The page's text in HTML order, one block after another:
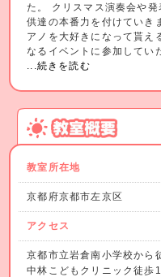
た。 クリスマス演奏会や発
供達の本番力を付けていき
アノを大好きになって貰え
なるイベントに参加してい
...続きを読む
教室所在地
京都府京都市左京区
アクセス
京都市立岩倉南小学校から
中林こどもクリニック徒歩